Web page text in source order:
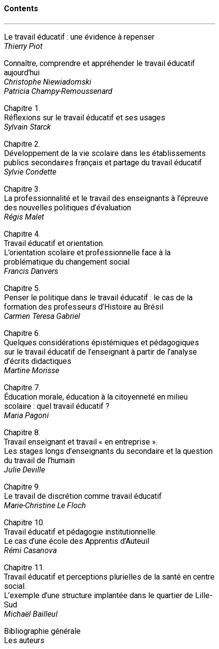
Contents
Le travail éducatif : une évidence à repenser
Thierry Piot
Connaître, comprendre et appréhender le travail éducatif
aujourd'hui
Christophe Niewiadomski
Patricia Champy-Remoussenard
Chapitre 1.
Réflexions sur le travail éducatif et ses usages
Sylvain Starck
Chapitre 2.
Développement de la vie scolaire dans les établissements
publics secondaires français et partage du travail éducatif
Sylvie Condette
Chapitre 3.
La professionnalité et le travail des enseignants à l’épreuve
des nouvelles politiques d’évaluation
Régis Malet
Chapitre 4.
Travail éducatif et orientation.
L’orientation scolaire et professionnelle face à la
problématique du changement social
Francis Danvers
Chapitre 5.
Penser le politique dans le travail éducatif : le cas de la
formation des professeurs d’Histoire au Brésil
Carmen Teresa Gabriel
Chapitre 6.
Quelques considérations épistémiques et pédagogiques
sur le travail éducatif de l’enseignant à partir de l’analyse
d’écrits didactiques
Martine Morisse
Chapitre 7.
Éducation morale, éducation à la citoyenneté en milieu
scolaire : quel travail éducatif ?
Maria Pagoni
Chapitre 8.
Travail enseignant et travail « en entreprise ».
Les stages longs d’enseignants du secondaire et la question
du travail de l’humain
Julie Deville
Chapitre 9.
Le travail de discrétion comme travail éducatif
Marie-Christine Le Floch
Chapitre 10.
Travail éducatif et pédagogie institutionnelle.
Le cas d’une école des Apprentis d’Auteuil
Rémi Casanova
Chapitre 11.
Travail éducatif et perceptions plurielles de la santé en centre
social.
L’exemple d’une structure implantée dans le quartier de Lille-
Sud
Michaël Bailleul
Bibliographie générale
Les auteurs